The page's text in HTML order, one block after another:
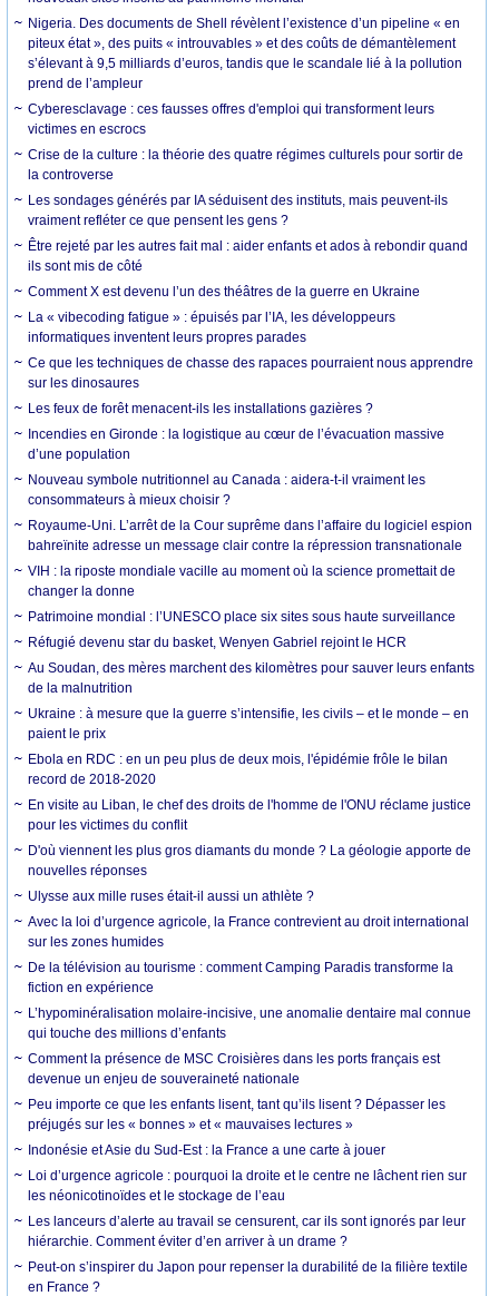
Nigeria. Des documents de Shell révèlent l’existence d’un pipeline « en
piteux état », des puits « introuvables » et des coûts de démantèlement
s’élevant à 9,5 milliards d’euros, tandis que le scandale lié à la pollution
prend de l’ampleur
Cyberesclavage : ces fausses offres d'emploi qui transforment leurs
victimes en escrocs
Crise de la culture : la théorie des quatre régimes culturels pour sortir de
la controverse
Les sondages générés par IA séduisent des instituts, mais peuvent-ils
vraiment refléter ce que pensent les gens ?
Être rejeté par les autres fait mal : aider enfants et ados à rebondir quand
ils sont mis de côté
Comment X est devenu l’un des théâtres de la guerre en Ukraine
La « vibecoding fatigue » : épuisés par l’IA, les développeurs
informatiques inventent leurs propres parades
Ce que les techniques de chasse des rapaces pourraient nous apprendre
sur les dinosaures
Les feux de forêt menacent-ils les installations gazières ?
Incendies en Gironde : la logistique au cœur de l’évacuation massive
d’une population
Nouveau symbole nutritionnel au Canada : aidera-t-il vraiment les
consommateurs à mieux choisir ?
Royaume-Uni. L’arrêt de la Cour suprême dans l’affaire du logiciel espion
bahreïnite adresse un message clair contre la répression transnationale
VIH : la riposte mondiale vacille au moment où la science promettait de
changer la donne
Patrimoine mondial : l’UNESCO place six sites sous haute surveillance
Réfugié devenu star du basket, Wenyen Gabriel rejoint le HCR
Au Soudan, des mères marchent des kilomètres pour sauver leurs enfants
de la malnutrition
Ukraine : à mesure que la guerre s’intensifie, les civils – et le monde – en
paient le prix
Ebola en RDC : en un peu plus de deux mois, l'épidémie frôle le bilan
record de 2018-2020
En visite au Liban, le chef des droits de l'homme de l'ONU réclame justice
pour les victimes du conflit
D'où viennent les plus gros diamants du monde ? La géologie apporte de
nouvelles réponses
Ulysse aux mille ruses était-il aussi un athlète ?
Avec la loi d’urgence agricole, la France contrevient au droit international
sur les zones humides
De la télévision au tourisme : comment Camping Paradis transforme la
fiction en expérience
L’hypominéralisation molaire-incisive, une anomalie dentaire mal connue
qui touche des millions d’enfants
Comment la présence de MSC Croisières dans les ports français est
devenue un enjeu de souveraineté nationale
Peu importe ce que les enfants lisent, tant qu’ils lisent ? Dépasser les
préjugés sur les « bonnes » et « mauvaises lectures »
Indonésie et Asie du Sud-Est : la France a une carte à jouer
Loi d’urgence agricole : pourquoi la droite et le centre ne lâchent rien sur
les néonicotinoïdes et le stockage de l’eau
Les lanceurs d’alerte au travail se censurent, car ils sont ignorés par leur
hiérarchie. Comment éviter d’en arriver à un drame ?
Peut-on s’inspirer du Japon pour repenser la durabilité de la filière textile
en France ?